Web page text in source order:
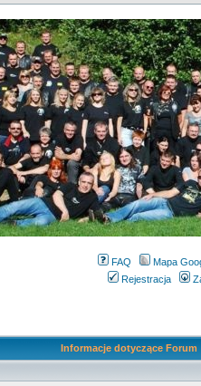
FAQ
Mapa
Rejestracja
Informacje dotyczące Forum